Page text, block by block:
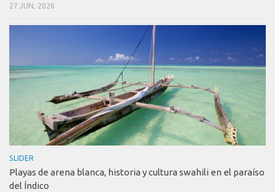
27 JUN, 2026
SLIDER
Playas de arena blanca, historia y cultura swahili en el paraíso
del Índico